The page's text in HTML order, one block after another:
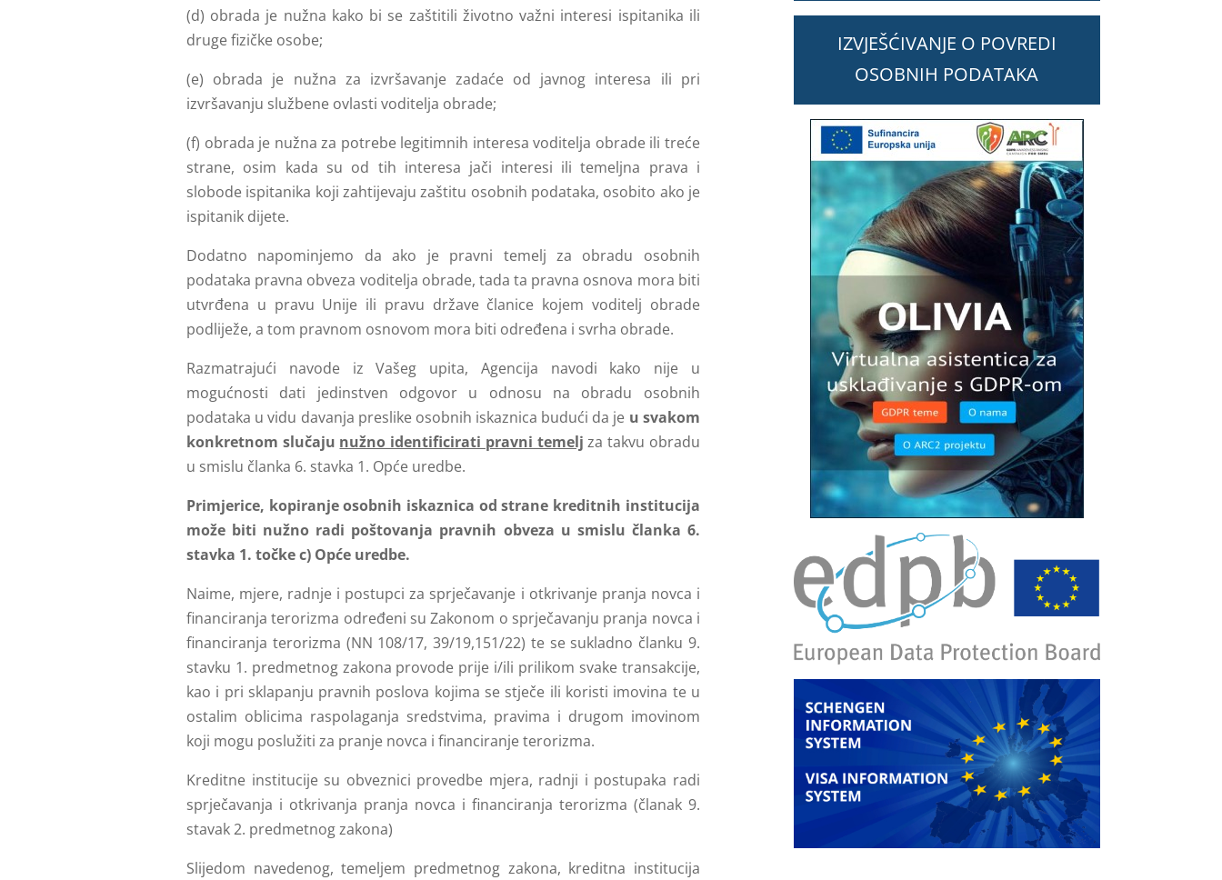
(d) obrada je nužna kako bi se zaštitili životno važni interesi ispitanika ili
druge fizičke osobe;
(e) obrada je nužna za izvršavanje zadaće od javnog interesa ili pri
izvršavanju službene ovlasti voditelja obrade;
(f) obrada je nužna za potrebe legitimnih interesa voditelja obrade ili treće
strane, osim kada su od tih interesa jači interesi ili temeljna prava i
slobode ispitanika koji zahtijevaju zaštitu osobnih podataka, osobito ako je
ispitanik dijete.
Dodatno napominjemo da ako je pravni temelj za obradu osobnih
podataka pravna obveza voditelja obrade, tada ta pravna osnova mora biti
utvrđena u pravu Unije ili pravu države članice kojem voditelj obrade
podliježe, a tom pravnom osnovom mora biti određena i svrha obrade.
Razmatrajući navode iz Vašeg upita, Agencija navodi kako nije u
mogućnosti dati jedinstven odgovor u odnosu na obradu osobnih
podataka u vidu davanja preslike osobnih iskaznica budući da je u svakom
konkretnom slučaju nužno identificirati pravni temelj za takvu obradu
u smislu članka 6. stavka 1. Opće uredbe.
Primjerice, kopiranje osobnih iskaznica od strane kreditnih institucija
može biti nužno radi poštovanja pravnih obveza u smislu članka 6.
stavka 1. točke c) Opće uredbe.
Naime, mjere, radnje i postupci za sprječavanje i otkrivanje pranja novca i
financiranja terorizma određeni su Zakonom o sprječavanju pranja novca i
financiranja terorizma (NN 108/17, 39/19,151/22) te se sukladno članku 9.
stavku 1. predmetnog zakona provode prije i/ili prilikom svake transakcije,
kao i pri sklapanju pravnih poslova kojima se stječe ili koristi imovina te u
ostalim oblicima raspolaganja sredstvima, pravima i drugom imovinom
koji mogu poslužiti za pranje novca i financiranje terorizma.
Kreditne institucije su obveznici provedbe mjera, radnji i postupaka radi
sprječavanja i otkrivanja pranja novca i financiranja terorizma (članak 9.
stavak 2. predmetnog zakona)
Slijedom navedenog, temeljem predmetnog zakona, kreditna institucija
IZVJEŠĆIVANJE O POVREDI
OSOBNIH PODATAKA